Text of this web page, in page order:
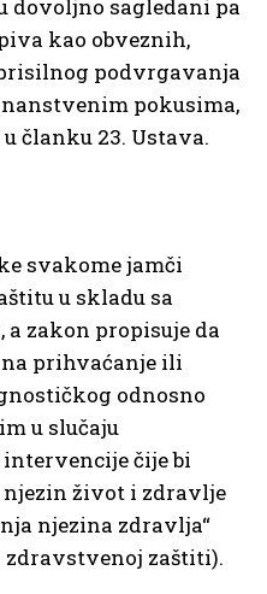
dovoljno sagledani pa
kao obveznih,
podvrgavanja
pokusima,
članku 23. Ustava.
svakome jamči
u skladu sa
a zakon propisuje da
na prihvaćanje ili
odnosno
u slučaju
čije bi
život i zdravlje
njezina zdravlja“
zdravstvenoj zaštiti).